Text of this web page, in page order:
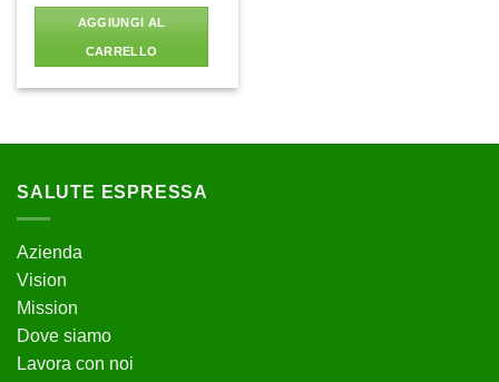
AGGIUNGI AL
CARRELLO
SALUTE ESPRESSA
Azienda
Vision
Mission
Dove siamo
Lavora con noi